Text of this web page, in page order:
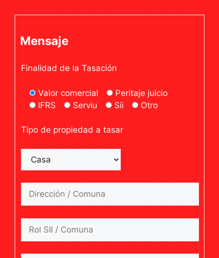
Mensaje
Finalidad de la Tasación
Valor comercial
Peritaje juicio
IFRS
Serviu Sii Otro
Tipo de propiedad a tasar